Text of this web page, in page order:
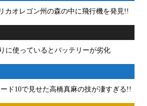
カオレゴン州の森の中に飛行機を発見!!
に使っているとバッテリーが劣化
ド10で見せた高橋真麻の技が凄すぎる!!